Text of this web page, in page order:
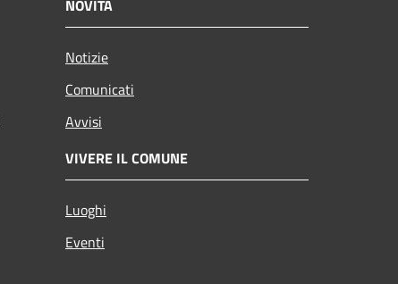
NOVITÀ
Notizie
Comunicati
Avvisi
VIVERE IL COMUNE
Luoghi
Eventi